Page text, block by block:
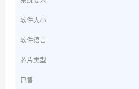
软件大小
软件语言
芯片类型
已售